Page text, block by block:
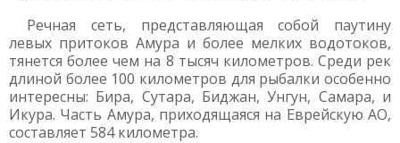
Речная сеть, представляющая собой паутину
левых притоков Амура и более мелких водотоков,
тянется более чем на 8 тысяч километров. Среди рек
длиной более 100 километров для рыбалки особенно
интересны: Бира, Сутара, Биджан, Унгун, Самара, и
Икура. Часть Амура, приходящаяся на Еврейскую АО,
составляет 584 километра.